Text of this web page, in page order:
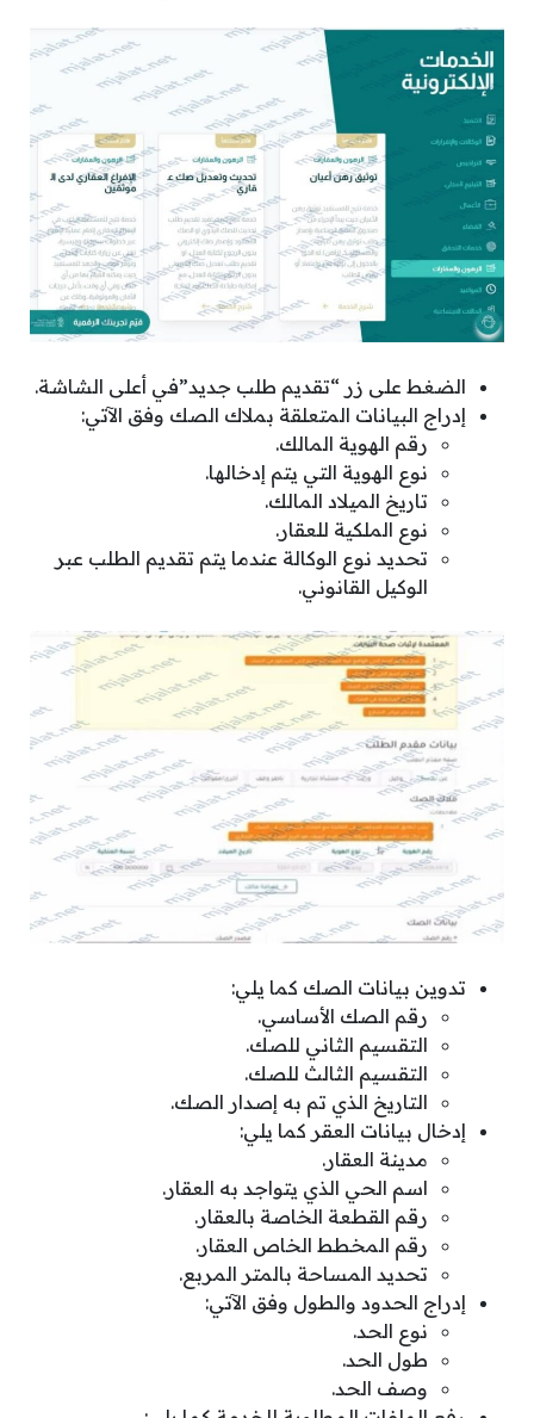
الضغط على زر “تقديم طلب جديد”في أعلى الشاشة.
إدراج البيانات المتعلقة بملاك الصك وفق الآتي:
رقم الهوية المالك.
نوع الهوية التي يتم إدخالها.
تاريخ الميلاد المالك.
نوع الملكية للعقار.
تحديد نوع الوكالة عندما يتم تقديم الطلب عبر
الوكيل القانوني.
تدوين بيانات الصك كما يلي:
رقم الصك الأساسي.
التقسيم الثاني للصك.
التقسيم الثالث للصك.
التاريخ الذي تم به إصدار الصك.
إدخال بيانات العقر كما يلي:
مدينة العقار.
اسم الحي الذي يتواجد به العقار.
رقم القطعة الخاصة بالعقار.
رقم المخطط الخاص العقار.
تحديد المساحة بالمتر المربع.
إدراج الحدود والطول وفق الآتي:
نوع الحد.
طول الحد.
وصف الحد.